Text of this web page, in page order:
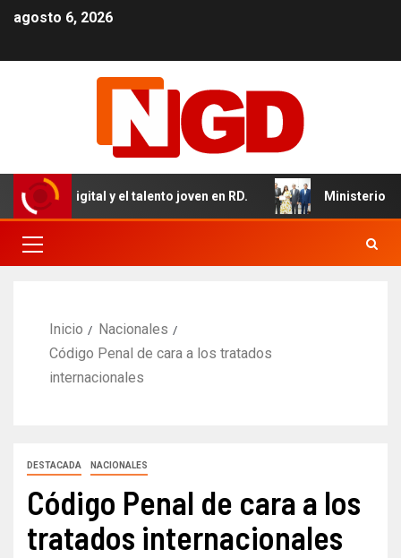
agosto 6, 2026
digital y el talento joven en RD. Ministerio de Salud
Inicio
Nacionales
Código Penal de cara a los tratados
internacionales
DESTACADA NACIONALES
Código Penal de cara a los
tratados internacionales